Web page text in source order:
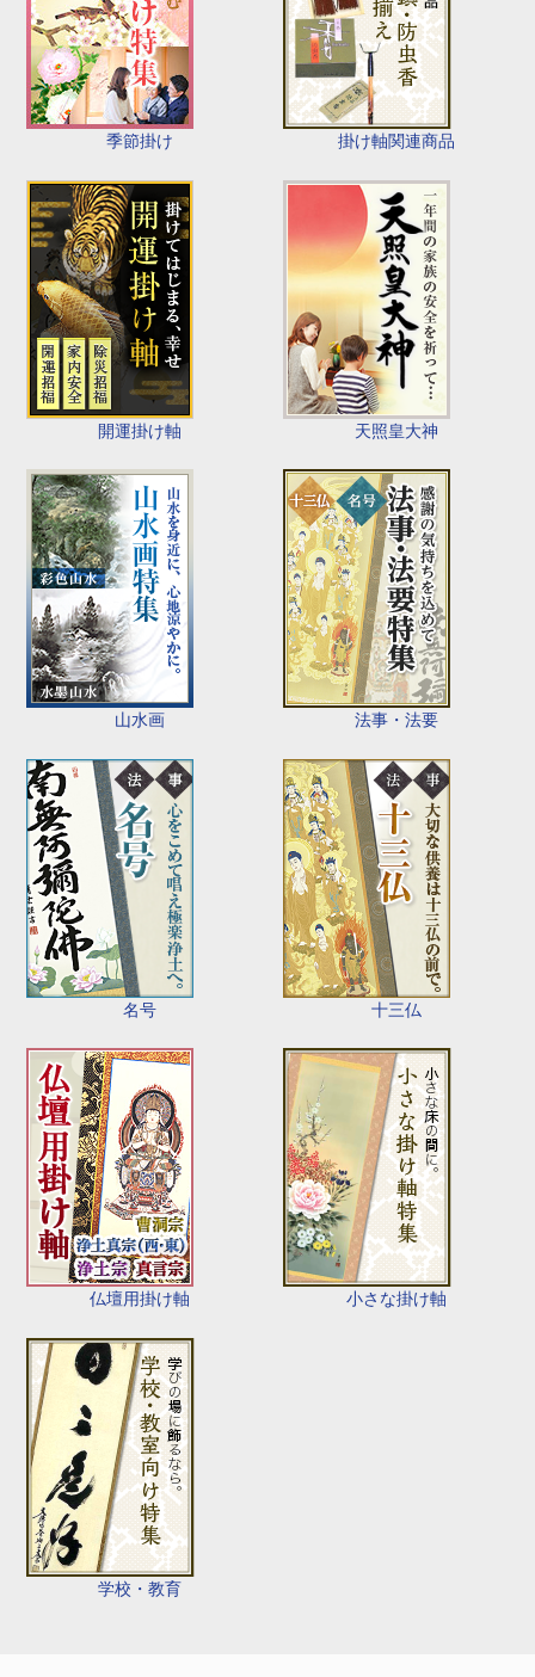
季節掛け 掛け軸関連商品
開運掛け軸 天照皇大神
山水画 法事・法要
名号 十三仏
仏壇用掛け軸 小さな掛け軸
学校・教育